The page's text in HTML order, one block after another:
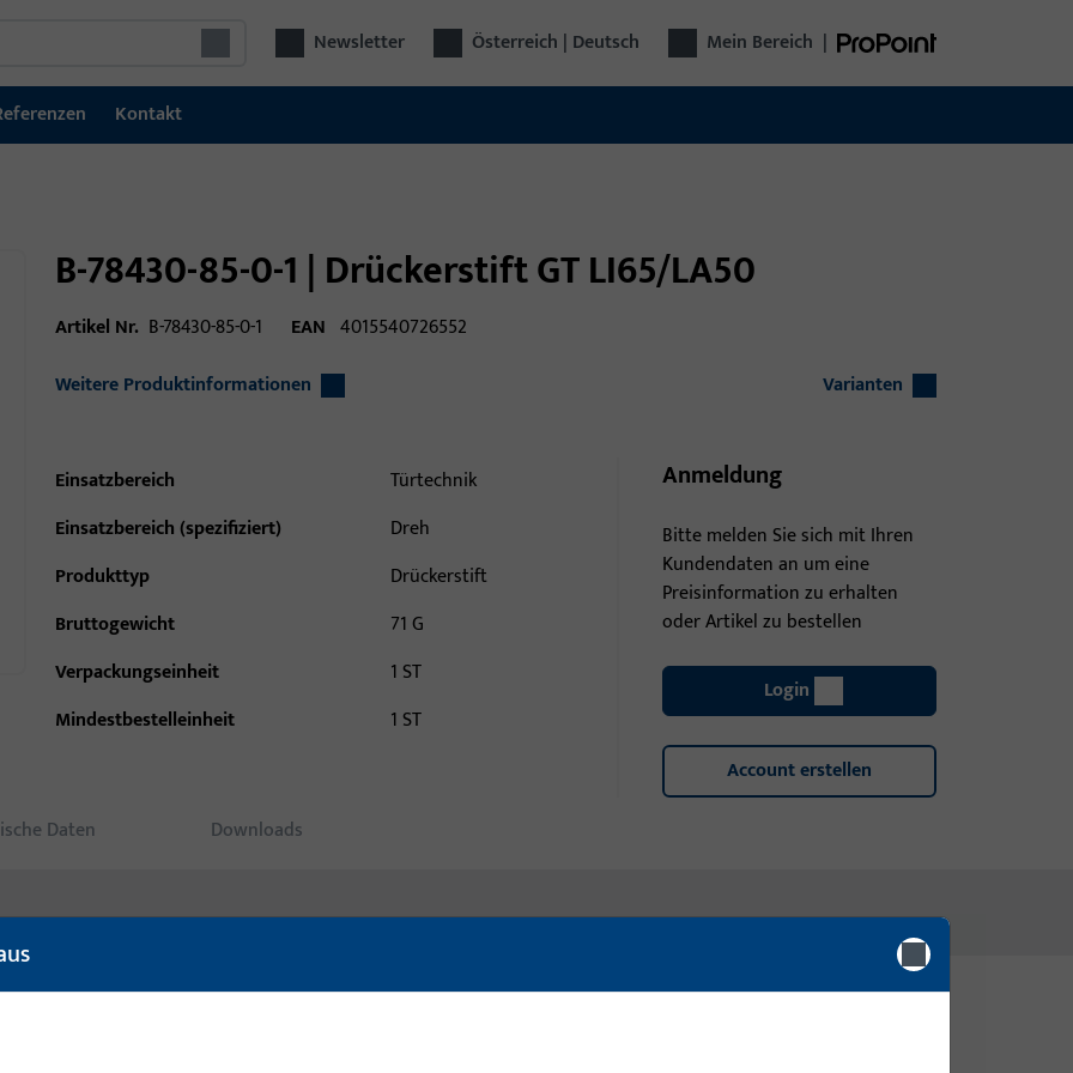
Newsletter Österreich | Deutsch Mein Bereich |
Kontakt
B-78430-85-0-1 | Drückerstift GT LI65/LA50
Artikel Nr. B-78430-85-0-1 EAN 4015540726552
Weitere Produktinformationen
Varianten
Einsatzbereich
Türtechnik
Einsatzbereich (spezifiziert)
Dreh
Produkttyp
Drückerstift
Bruttogewicht
71 G
Verpackungseinheit
1 ST
Mindestbestelleinheit
1 ST
Anmeldung
Bitte melden Sie sich mit Ihren
Kundendaten an um eine
Preisinformation zu erhalten
oder Artikel zu bestellen
Login
Account erstellen
Daten Downloads